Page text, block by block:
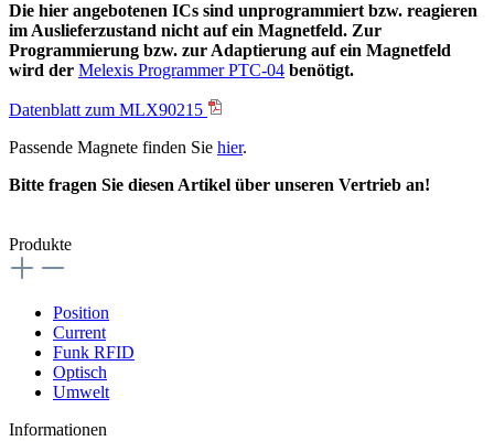
Die hier angebotenen ICs sind unprogrammiert bzw. reagieren
im Auslieferzustand nicht auf ein Magnetfeld. Zur
Programmierung bzw. zur Adaptierung auf ein Magnetfeld
wird der Melexis Programmer PTC-04 benötigt.
Datenblatt zum MLX90215
Passende Magnete finden Sie hier.
Bitte fragen Sie diesen Artikel über unseren Vertrieb an!
Produkte
Position
Current
Funk RFID
Optisch
Umwelt
Informationen